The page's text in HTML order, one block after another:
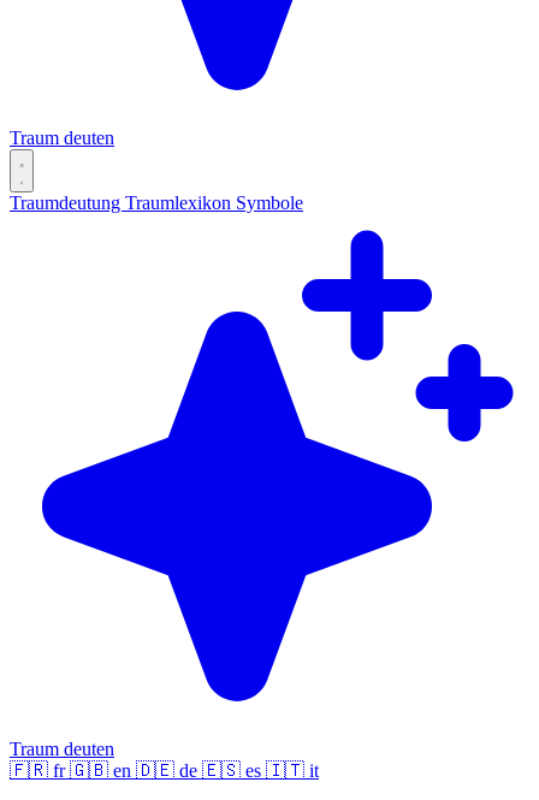
Traum deuten
Traumdeutung Traumlexikon Symbole
Traum deuten
🇫🇷 fr 🇬🇧 en 🇩🇪 de 🇪🇸 es 🇮🇹 it